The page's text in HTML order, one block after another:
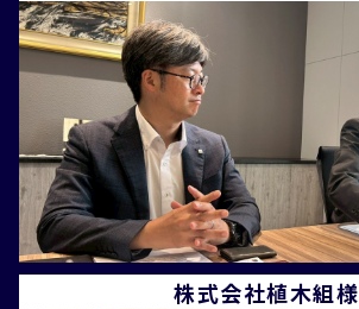
株式会社植木組様